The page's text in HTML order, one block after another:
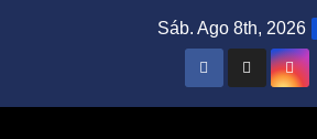
Sáb. Ago 8th, 2026